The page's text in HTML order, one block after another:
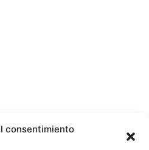
consentimiento